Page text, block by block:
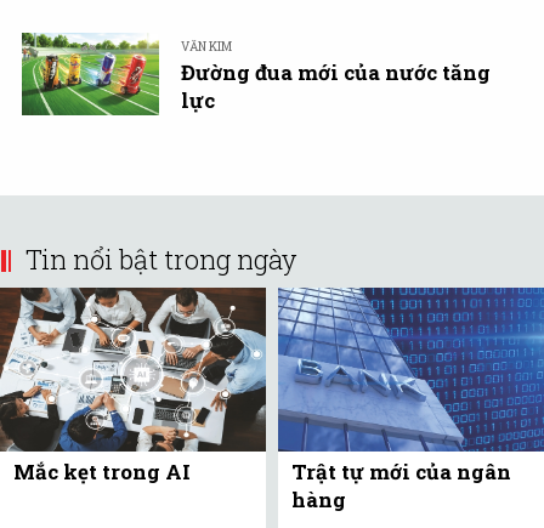
VĂN KIM
Đường đua mới của nước tăng
lực
Tin nổi bật trong ngày
Mắc kẹt trong AI
Trật tự mới của ngân
hàng